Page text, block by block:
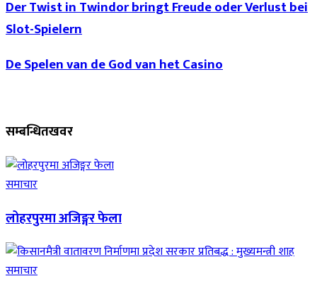
Der Twist in Twindor bringt Freude oder Verlust bei
Slot-Spielern
De Spelen van de God van het Casino
सम्बन्धितखवर
समाचार
लोहरपुरमा अजिङ्गर फेला
समाचार